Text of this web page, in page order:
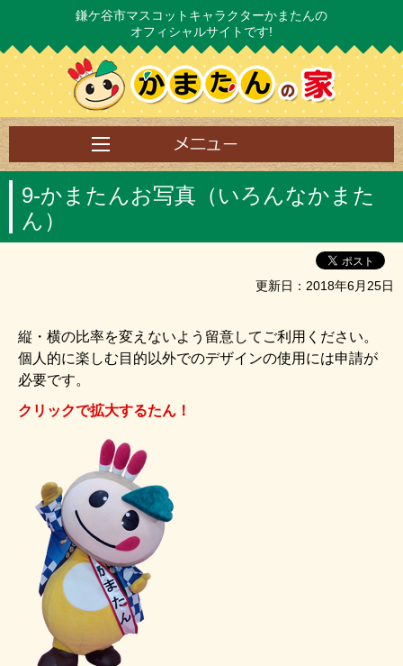
鎌ケ谷市マスコットキャラクターかまたんの
オフィシャルサイトです!
9‐かまたんお写真（いろんなかまた
ん）
更新日：2018年6月25日
縦・横の比率を変えないよう留意してご利用ください。
個人的に楽しむ目的以外でのデザインの使用には申請が
必要です。
クリックで拡大するたん！